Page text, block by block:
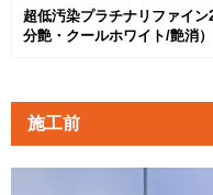
超低汚染プラチナリファイ
分艶・クールホワイト/艶消）
施工前